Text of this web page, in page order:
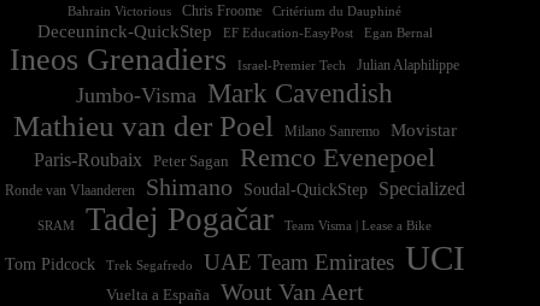
Bahrain Victorious Chris Froome Critérium du Dauphiné
Deceuninck-QuickStep EF Education-EasyPost Egan Bernal
Ineos Grenadiers Israel-Premier Tech Julian Alaphilippe
Jumbo-Visma Mark Cavendish
Mathieu van der Poel Milano Sanremo
Movistar
Paris-Roubaix
Peter Sagan Remco Evenepoel
Ronde van Vlaanderen Shimano Soudal-QuickStep Specialized
SRAM Tadej Pogačar Team Visma | Lease a Bike
Tom Pidcock Trek Segafredo UAE Team Emirates UCI
Vuelta a España Wout Van Aert